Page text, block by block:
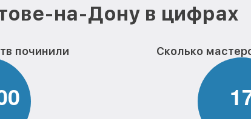
на-Дону в цифрах
починили
0
Сколько
1